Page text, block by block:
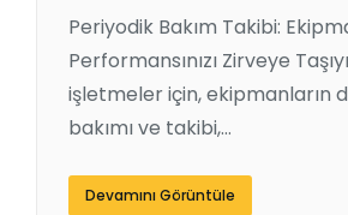
Periyodik Bakım Takibi:
Performansınızı Zirveye
işletmeler için, ekipmanların
bakımı ve takibi,…
Devamını Görüntüle